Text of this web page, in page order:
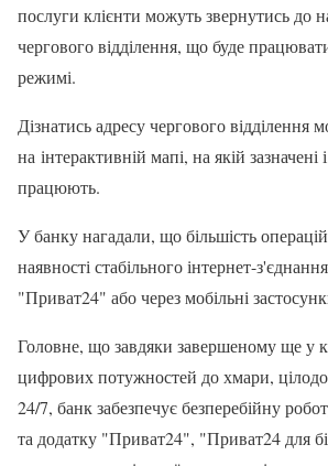
послуги клієнти можуть звернутись до
чергового відділення, що буде
режимі.
Дізнатись адресу чергового відділення
на інтерактивній мапі, на якій
працюють.
У банку нагадали, що більшість
наявності стабільного інтернет-
"Приват24" або через мобільні
Головне, що завдяки завершеному ще у
цифрових потужностей до хмари,
24/7, банк забезпечує безперебійну
та додатку "Приват24", "Приват24 для